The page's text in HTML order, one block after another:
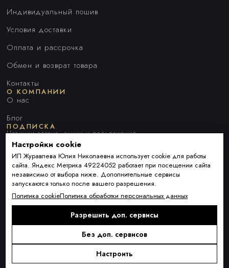
Индивидуальный пошив
Условия доставки
Оплата и рассрочка
Обмен и возврат товара
Контакты
О КОМПАНИИ
О нас
Блог
ПОДПИСКА
Новинки сезона, акции и предложения
Я ДАЮ СОГЛАСИЕ НА ОБРАБОТКУ ПЕРСОНАЛЬНЫХ ДАННЫХ И
СОГЛАШАЮСЬ СПОЛИТИКОЙ ОБРАБОТКИ ПЕРСОНАЛЬНЫХ
ДАННЫХ
Подписаться
Настройки cookie
ИП Журавлева Юлия Николаевна использует cookie для работы
сайта. Яндекс Метрика 49224052 работает при посещении сайта
независимо от выбора ниже. Дополнительные сервисы
запускаются только после вашего разрешения.
Политика cookieПолитика обработки персональных данных
Разрешить доп. сервисы
Без доп. сервисов
Настроить